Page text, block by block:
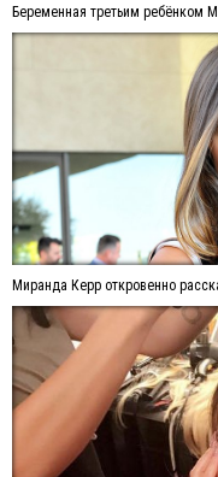
Беременная третьим ребёнком
Миранда Керр откровенно